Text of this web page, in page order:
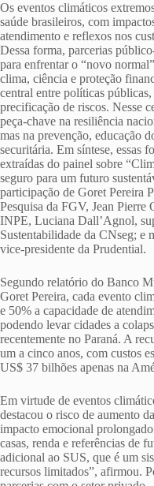
Os eventos climáticos
saúde brasileiros, com
atendimento e reflexos nos
Dessa forma, parcerias
para enfrentar o “novo
clima, ciência e proteção
central entre políticas públicas,
precificação de riscos. Nesse
peça-chave na resiliência
mas na prevenção, educação
securitária. Em síntese, essas
extraídas do painel sobre
seguro para um futuro
participação de Goret Pereira
Pesquisa da FGV, Jean Pierre
INPE, Luciana Dall’Agnol,
Sustentabilidade da CNseg; e
vice-presidente da Prudential.
Segundo relatório do Banco
Goret Pereira, cada evento
e 50% a capacidade de
podendo levar cidades a
recentemente no Paraná. A
um a cinco anos, com custos
US$ 37 bilhões apenas na
Em virtude de eventos
destacou o risco de aumento
impacto emocional
casas, renda e referências de
adicional ao SUS, que é um
recursos limitados”, afirmou.